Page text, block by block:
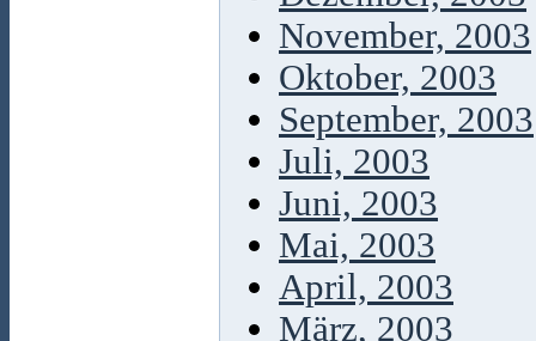
November, 2003
Oktober, 2003
September, 2003
Juli, 2003
Juni, 2003
Mai, 2003
April, 2003
März, 2003